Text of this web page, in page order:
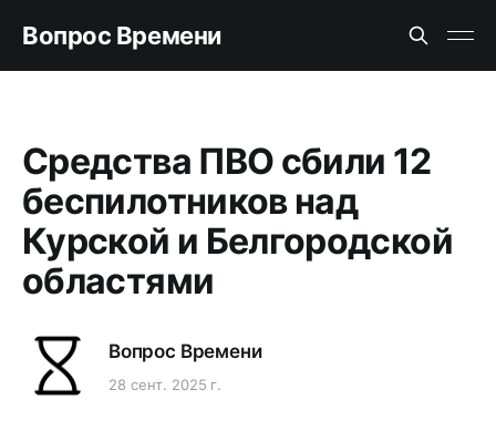
Вопрос Времени
Средства ПВО сбили 12
беспилотников над
Курской и Белгородской
областями
Вопрос Времени
28 сент. 2025 г.